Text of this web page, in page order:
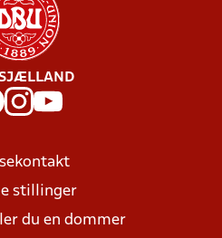
stillinger
du en dommer